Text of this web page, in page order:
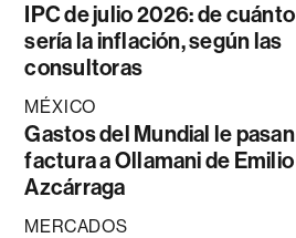
IPC de julio 2026: de cuánto
sería la inflación, según las
consultoras
MÉXICO
Gastos del Mundial le pasan
factura a Ollamani de Emilio
Azcárraga
MERCADOS